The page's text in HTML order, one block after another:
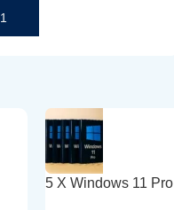
В Количката
5 X Windows 11 Pro